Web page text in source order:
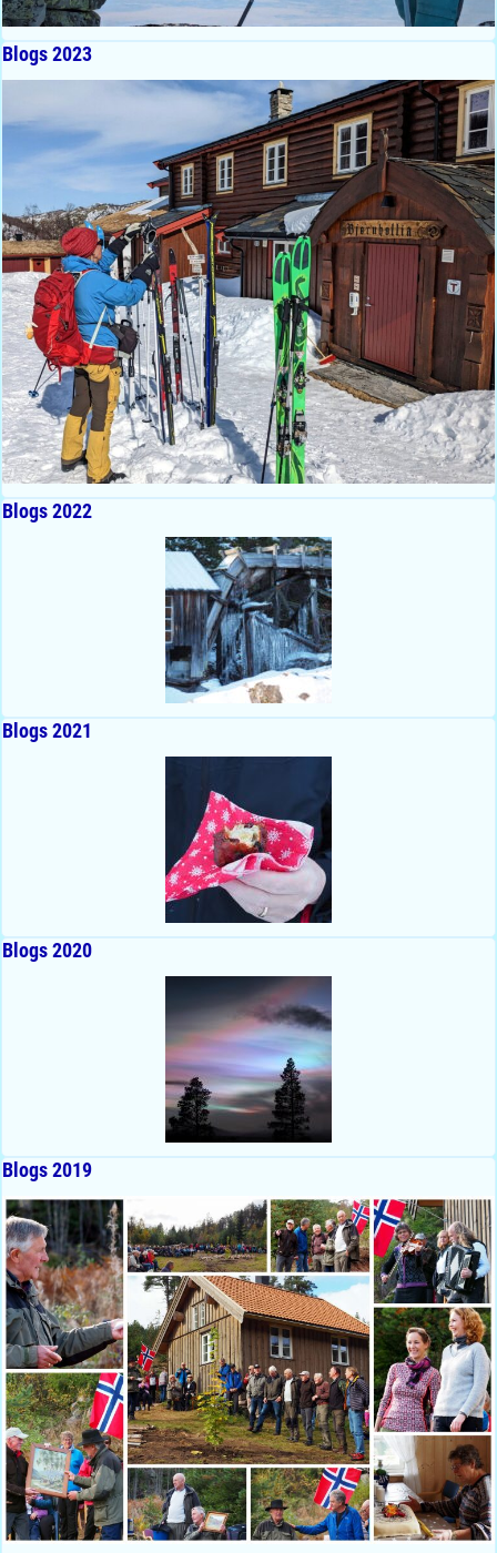
Blogs 2023
Blogs 2022
Blogs 2021
Blogs 2020
Blogs 2019